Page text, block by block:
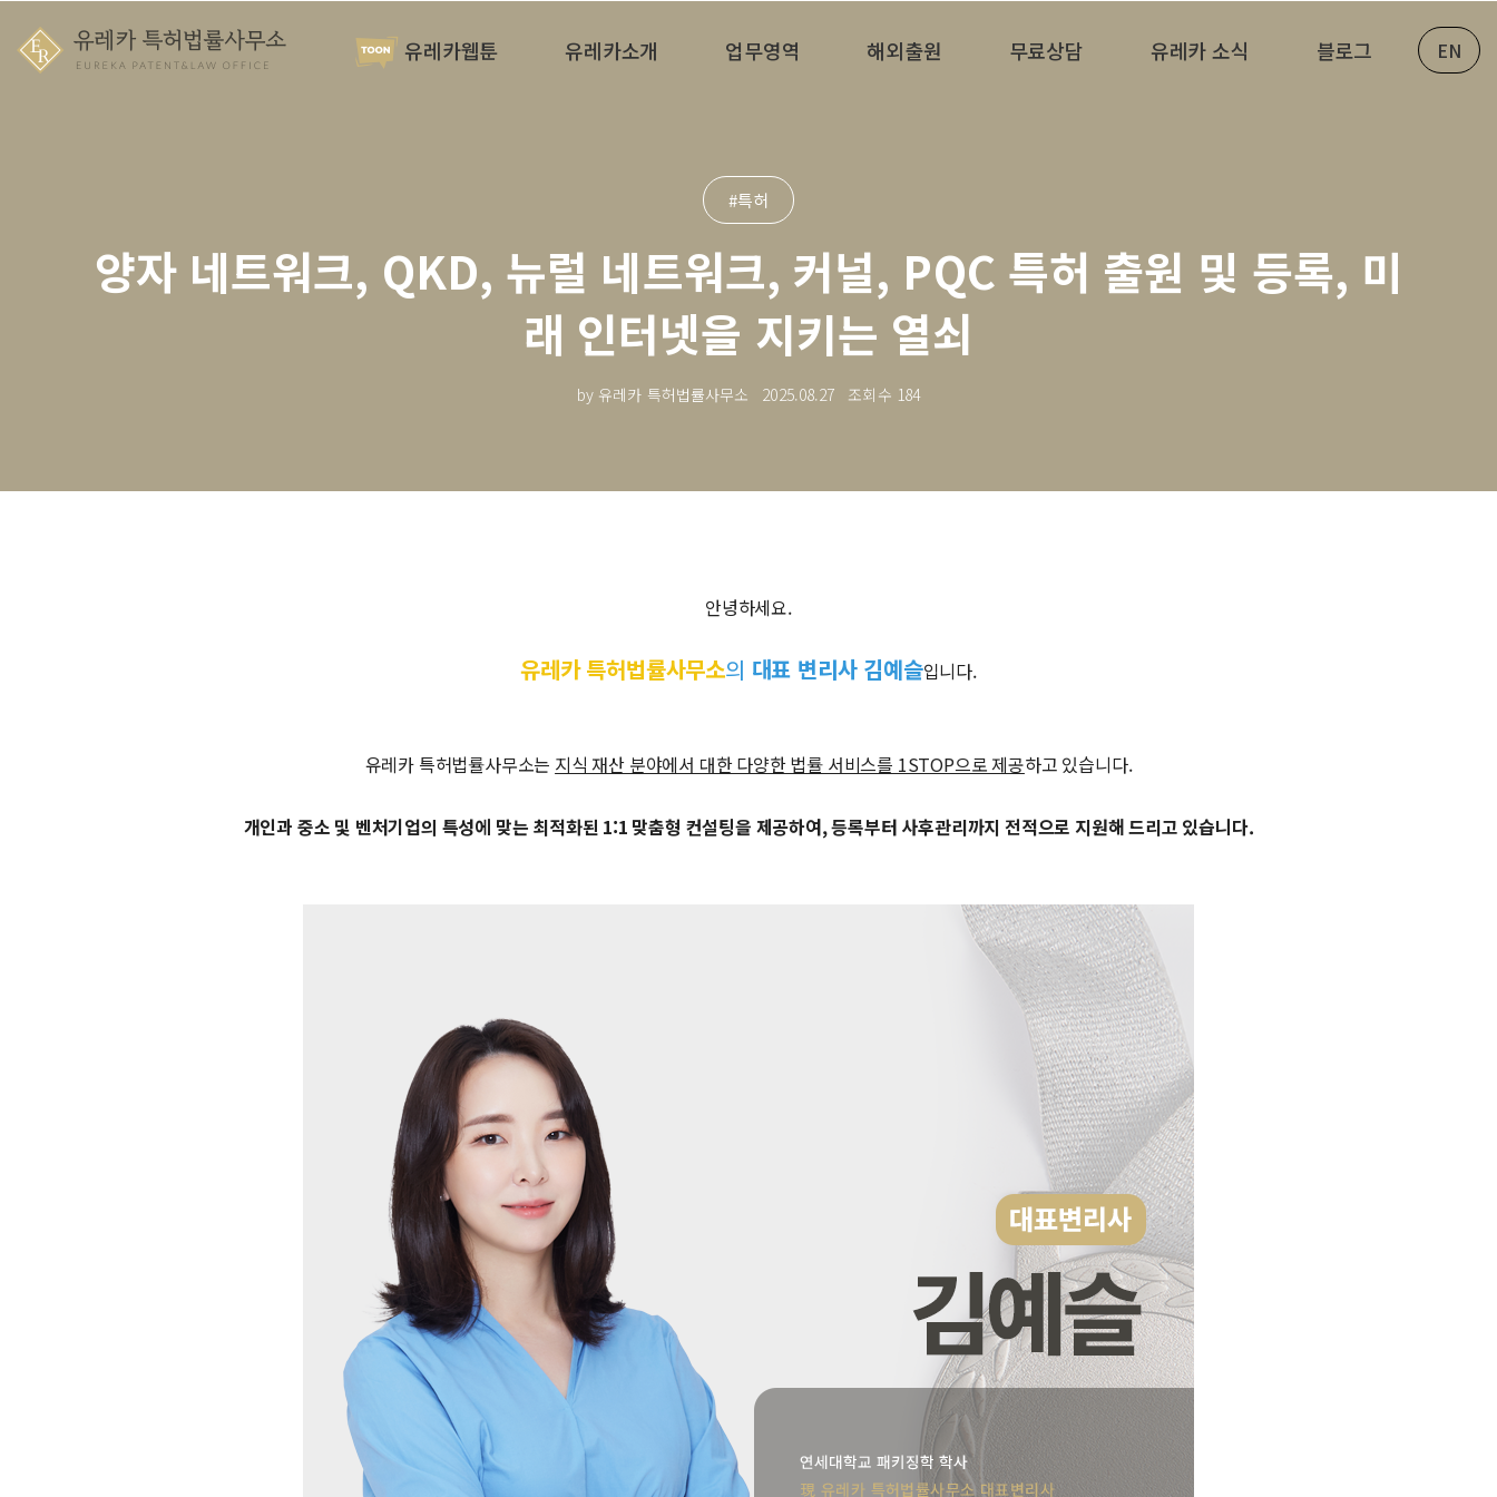
유레카웹툰 유레카소개 업무영역 해외출원 무료상담 유레카 소식 블로그 EN
#특허
양자 네트워크, QKD, 뉴럴 네트워크, 커널, PQC 특허 출원 및 등록, 미
래 인터넷을 지키는 열쇠
by 유레카 특허법률사무소 2025.08.27 조회수 184
안녕하세요.
유레카 특허법률사무소의 대표 변리사 김예슬입니다.
유레카 특허법률사무소는 지식 재산 분야에서 대한 다양한 법률 서비스를 1STOP으로 제공하고 있습니다.
개인과 중소 및 벤처기업의 특성에 맞는 최적화된 1:1 맞춤형 컨설팅을 제공하여, 등록부터 사후관리까지 전적으로 지원해 드리고 있습니다.